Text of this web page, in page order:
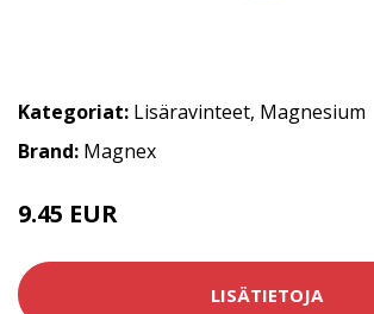
Kategoriat: Lisäravinteet, Magnesium
Brand: Magnex
9.45 EUR
LISÄTIETOJA